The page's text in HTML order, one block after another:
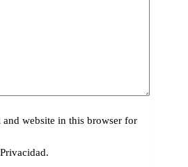
and website in this browser for